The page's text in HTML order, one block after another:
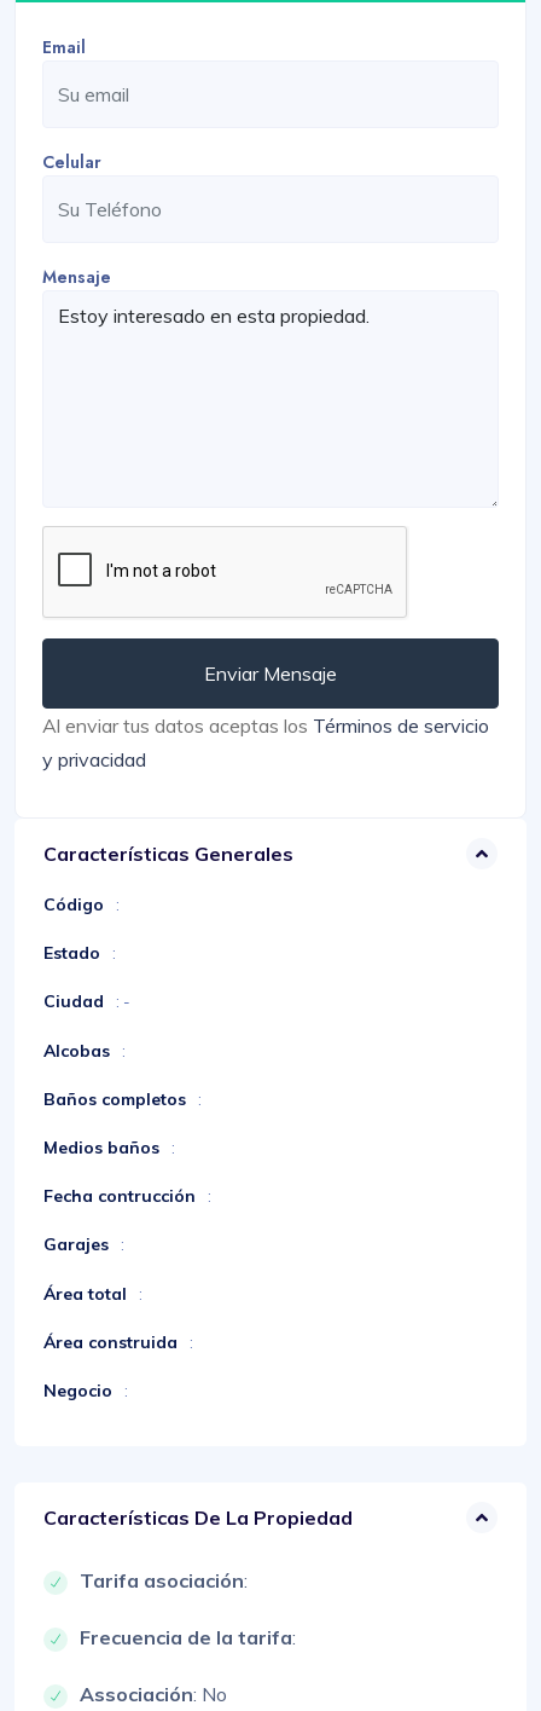
Email
Celular
Mensaje
Enviar Mensaje
Al enviar tus datos aceptas los Términos de servicio
y privacidad
Características Generales
Código :
Estado :
Ciudad : -
Alcobas :
Baños completos :
Medios baños :
Fecha contrucción :
Garajes :
Área total :
Área construida :
Negocio :
Características De La Propiedad
Tarifa asociación:
Frecuencia de la tarifa:
Associación: No